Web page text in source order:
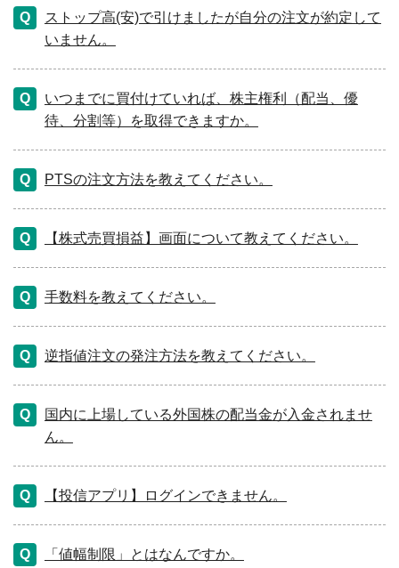
ストップ高(安)で引けましたが自分の注文が約定して
いません。
いつまでに買付けていれば、株主権利（配当、優
待、分割等）を取得できますか。
PTSの注文方法を教えてください。
【株式売買損益】画面について教えてください。
手数料を教えてください。
逆指値注文の発注方法を教えてください。
国内に上場している外国株の配当金が入金されませ
ん。
【投信アプリ】ログインできません。
「値幅制限」とはなんですか。